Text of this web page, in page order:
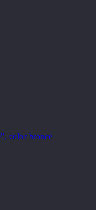
color bronce